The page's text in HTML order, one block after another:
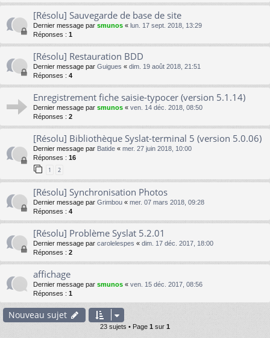
[Résolu] Sauvegarde de base de site
Dernier message par smunos « lun. 17 sept. 2018, 13:29
Réponses : 1
[Résolu] Restauration BDD
Dernier message par Guigues « dim. 19 août 2018, 21:51
Réponses : 4
Enregistrement fiche saisie-typocer (version 5.1.14)
Dernier message par smunos « ven. 14 déc. 2018, 08:50
Réponses : 2
[Résolu] Bibliothèque Syslat-terminal 5 (version 5.0.06)
Dernier message par Batide « mer. 27 juin 2018, 10:00
Réponses : 16
1 2
[Résolu] Synchronisation Photos
Dernier message par Grimbou « mer. 07 mars 2018, 09:28
Réponses : 4
[Résolu] Problème Syslat 5.2.01
Dernier message par carolelespes « dim. 17 déc. 2017, 18:00
Réponses : 2
affichage
Dernier message par smunos « ven. 15 déc. 2017, 08:56
Réponses : 1
Nouveau sujet
23 sujets • Page 1 sur 1